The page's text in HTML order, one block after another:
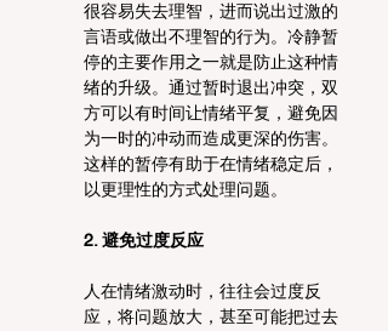
很容易失去理智，进而说出过激的
言语或做出不理智的行为。冷静暂
停的主要作用之一就是防止这种情
绪的升级。通过暂时退出冲突，双
方可以有时间让情绪平复，避免因
为一时的冲动而造成更深的伤害。
这样的暂停有助于在情绪稳定后，
以更理性的方式处理问题。
2. 避免过度反应
人在情绪激动时，往往会过度反
应，将问题放大，甚至可能把过去